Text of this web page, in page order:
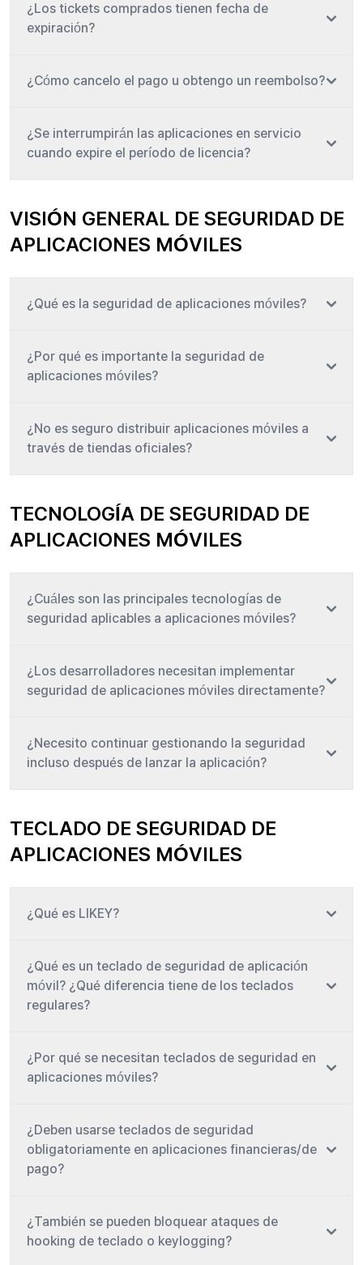
¿Los tickets comprados tienen fecha de
expiración?
¿Cómo cancelo el pago u obtengo un reembolso?
¿Se interrumpirán las aplicaciones en servicio
cuando expire el período de licencia?
VISIÓN GENERAL DE SEGURIDAD DE
APLICACIONES MÓVILES
¿Qué es la seguridad de aplicaciones móviles?
¿Por qué es importante la seguridad de
aplicaciones móviles?
¿No es seguro distribuir aplicaciones móviles a
través de tiendas oficiales?
TECNOLOGÍA DE SEGURIDAD DE
APLICACIONES MÓVILES
¿Cuáles son las principales tecnologías de
seguridad aplicables a aplicaciones móviles?
¿Los desarrolladores necesitan implementar
seguridad de aplicaciones móviles directamente?
¿Necesito continuar gestionando la seguridad
incluso después de lanzar la aplicación?
TECLADO DE SEGURIDAD DE
APLICACIONES MÓVILES
¿Qué es LIKEY?
¿Qué es un teclado de seguridad de aplicación
móvil? ¿Qué diferencia tiene de los teclados
regulares?
¿Por qué se necesitan teclados de seguridad en
aplicaciones móviles?
¿Deben usarse teclados de seguridad
obligatoriamente en aplicaciones financieras/de
pago?
¿También se pueden bloquear ataques de
hooking de teclado o keylogging?